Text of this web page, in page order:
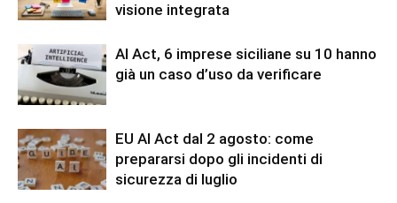
visione integrata
AI Act, 6 imprese siciliane su 10 hanno
già un caso d’uso da verificare
EU AI Act dal 2 agosto: come
prepararsi dopo gli incidenti di
sicurezza di luglio